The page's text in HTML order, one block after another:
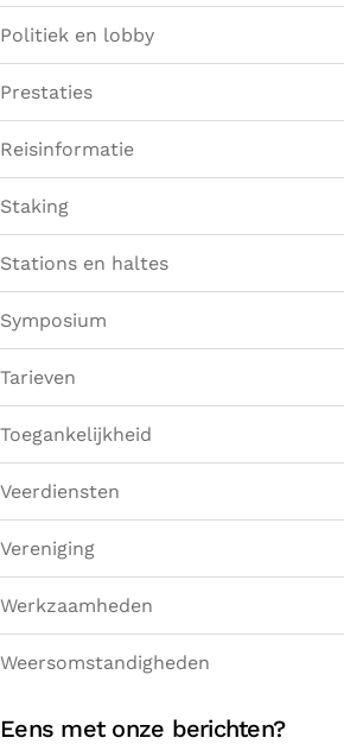
Politiek en lobby
Prestaties
Reisinformatie
Staking
Stations en haltes
Symposium
Tarieven
Toegankelijkheid
Veerdiensten
Vereniging
Werkzaamheden
Weersomstandigheden
Eens met onze berichten?